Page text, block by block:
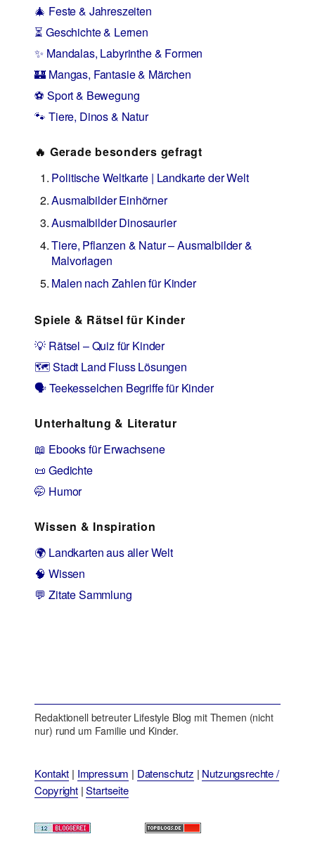
🎄 Feste & Jahreszeiten
⏳ Geschichte & Lernen
✨ Mandalas, Labyrinthe & Formen
🏰 Mangas, Fantasie & Märchen
⚽ Sport & Bewegung
🐾 Tiere, Dinos & Natur
🔥 Gerade besonders gefragt
Politische Weltkarte | Landkarte der Welt
Ausmalbilder Einhörner
Ausmalbilder Dinosaurier
Tiere, Pflanzen & Natur – Ausmalbilder &
Malvorlagen
Malen nach Zahlen für Kinder
Spiele & Rätsel für Kinder
💡 Rätsel – Quiz für Kinder
🗺️ Stadt Land Fluss Lösungen
🗣️ Teekesselchen Begriffe für Kinder
Unterhaltung & Literatur
📖 Ebooks für Erwachsene
📜 Gedichte
🤭 Humor
Wissen & Inspiration
🌍 Landkarten aus aller Welt
🧠 Wissen
💬 Zitate Sammlung
Redaktionell betreuter Lifestyle Blog mit Themen (nicht
nur) rund um Familie und Kinder.
Kontakt | Impressum | Datenschutz | Nutzungsrechte /
Copyright|Startseite